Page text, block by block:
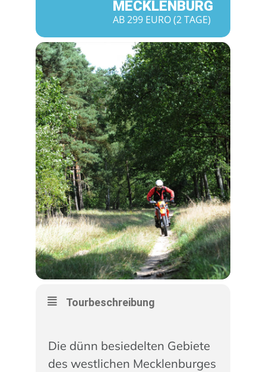
MECKLENBURG
AB 299 EURO (2 TAGE)
Tourbeschreibung
Die dünn besiedelten Gebiete
des westlichen Mecklenburges